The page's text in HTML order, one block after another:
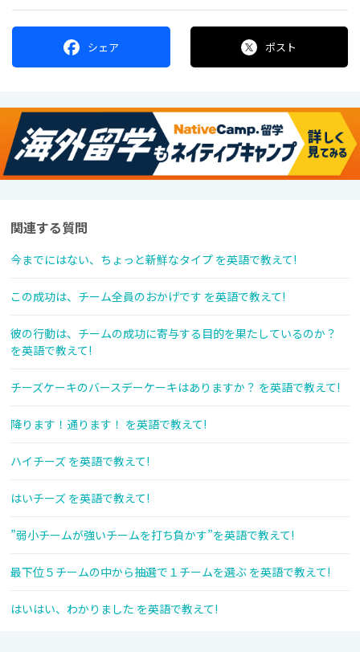
シェア ポスト
関連する質問
今までにはない、ちょっと新鮮なタイプ を英語で教えて!
この成功は、チーム全員のおかげです を英語で教えて!
彼の行動は、チームの成功に寄与する目的を果たしているのか？
を英語で教えて!
チーズケーキのバースデーケーキはありますか？ を英語で教えて!
降ります！通ります！ を英語で教えて!
ハイチーズ を英語で教えて!
はいチーズ を英語で教えて!
”弱小チームが強いチームを打ち負かす”を英語で教えて!
最下位５チームの中から抽選で１チームを選ぶ を英語で教えて!
はいはい、わかりました を英語で教えて!